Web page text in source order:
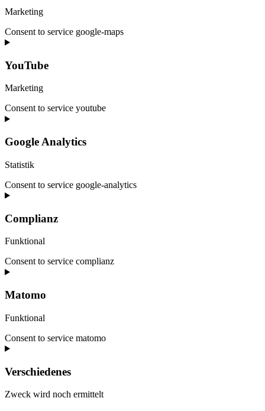
Marketing
Consent to service google-maps
YouTube
Marketing
Consent to service youtube
Google Analytics
Statistik
Consent to service google-analytics
Complianz
Funktional
Consent to service complianz
Matomo
Funktional
Consent to service matomo
Verschiedenes
Zweck wird noch ermittelt